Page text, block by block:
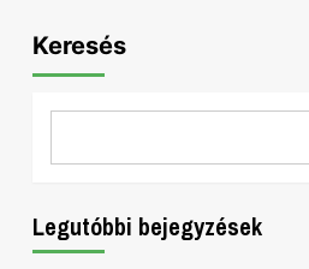
Keresés
Legutóbbi bejegyzések